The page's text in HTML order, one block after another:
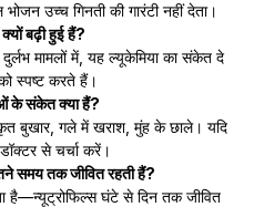
उच्च गिनती की गारंटी नहीं देता।
बढ़ी हुई हैं?
मामलों में, यह ल्यूकेमिया का संकेत दे
स्पष्ट करते हैं।
के संकेत क्या हैं?
बुखार, गले में खराश, मुंह के छाले। यदि
से चर्चा करें।
समय तक जीवित रहती हैं?
है—न्यूट्रोफिल्स घंटे से दिन तक जीवित